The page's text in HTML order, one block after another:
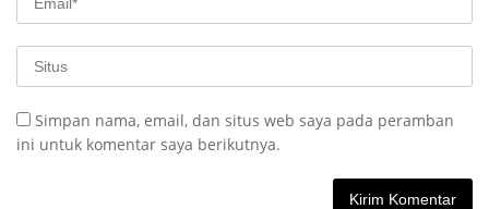
Simpan nama, email, dan situs web saya pada peramban
ini untuk komentar saya berikutnya.